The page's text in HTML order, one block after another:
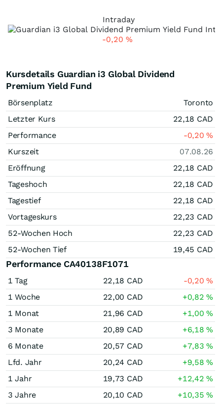
Intraday
-0,20 %
Kursdetails Guardian i3 Global Dividend
Premium Yield Fund
Börsenplatz
Toronto
Letzter Kurs
22,18 CAD
Performance
-0,20%
Kurszeit
07.08.26
Eröffnung
22,18 CAD
Tageshoch
22,18 CAD
Tagestief
22,18 CAD
Vortageskurs
22,23 CAD
52-Wochen Hoch
22,23 CAD
52-Wochen Tief
19,45 CAD
Performance CA40138F1071
1 Tag 22,18 CAD -0,20%
1 Woche
22,00 CAD +0,82%
1 Monat
21,96 CAD +1,00%
3 Monate
20,89 CAD +6,18%
6 Monate
20,57 CAD +7,83%
Lfd. Jahr
20,24 CAD +9,58%
1 Jahr
19,73 CAD +12,42%
3 Jahre
20,10 CAD +10,35%